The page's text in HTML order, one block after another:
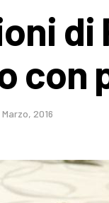
di
con
2016